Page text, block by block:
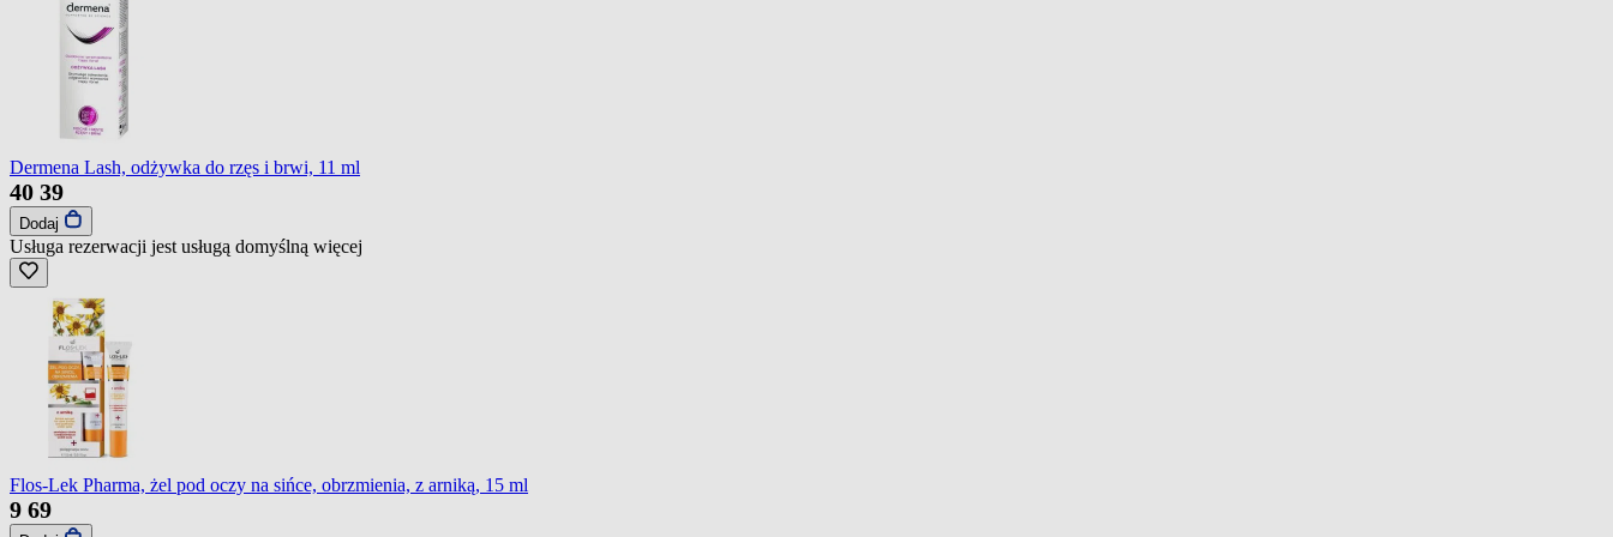
Dermena Lash, odżywka do rzęs i brwi, 11 ml
40 39
Dodaj
Usługa rezerwacji jest usługą domyślną więcej
Flos-Lek Pharma, żel pod oczy na sińce, obrzmienia, z arniką, 15 ml
9 69